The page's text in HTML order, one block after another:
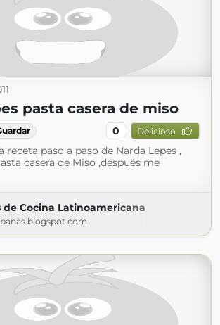
pasta casera de miso
0 Delicioso
receta paso a paso de Narda Lepes ,
casera de Miso ,después me
de Cocina Latinoamericana